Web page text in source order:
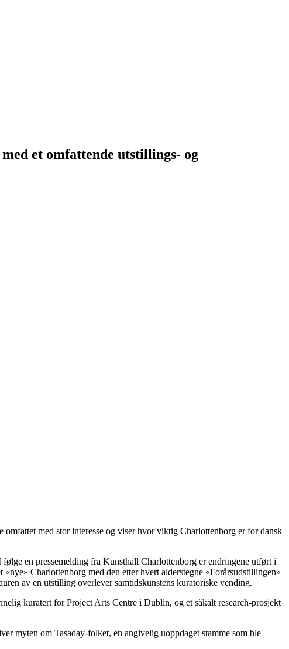
et omfattende utstillings- og
med stor interesse og viser hvor viktig Charlottenborg er for dansk
en pressemelding fra Kunsthall Charlottenborg er endringene utført i
Charlottenborg med den etter hvert alderstegne «Forårsudstillingen»
av en utstilling overlever samtidskunstens kuratoriske vending.
kuratert for Project Arts Centre i Dublin, og et såkalt research-prosjekt
myten om Tasaday-folket, en angivelig uoppdaget stamme som ble